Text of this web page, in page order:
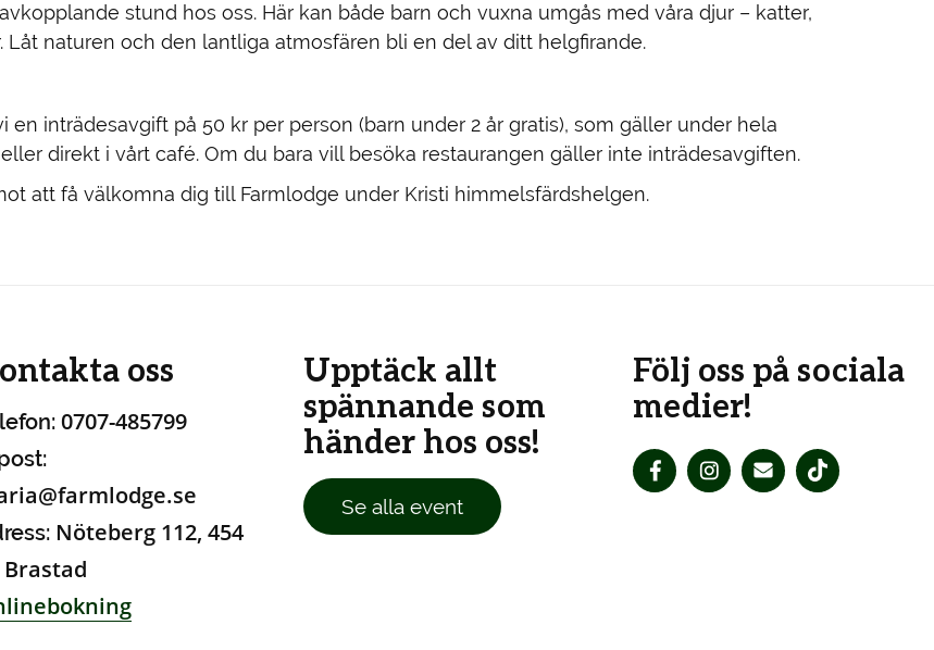
stund hos oss. Här kan både barn och vuxna umgås med våra djur – katter,
Låt naturen och den lantliga atmosfären bli en del av ditt helgfirande.
en inträdesavgift på 50 kr per person (barn under 2 år gratis), som gäller under hela
direkt i vårt café. Om du bara vill besöka restaurangen gäller inte inträdesavgiften.
att få välkomna dig till Farmlodge under Kristi himmelsfärdshelgen.
oss
0707-485799
Nöteberg 112, 454
Brastad
Upptäck allt
spännande som
händer hos oss!
Se alla event
Följ oss på sociala
medier!